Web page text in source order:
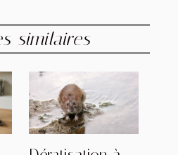
similaires